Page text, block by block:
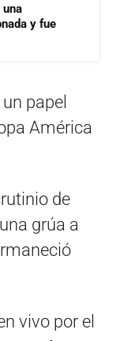
y fue
papel
América
de
grúa a
vivo por el